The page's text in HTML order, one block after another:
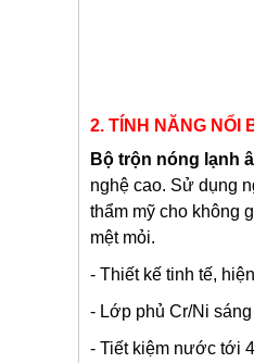
2. TÍNH NĂNG NỔI
Bộ trộn nóng lạnh
nghệ cao. Sử dụng
thẩm mỹ cho không
mệt mỏi.
- Thiết kế tinh tế,
- Lớp phủ Cr/Ni
- Tiết kiệm nước tới